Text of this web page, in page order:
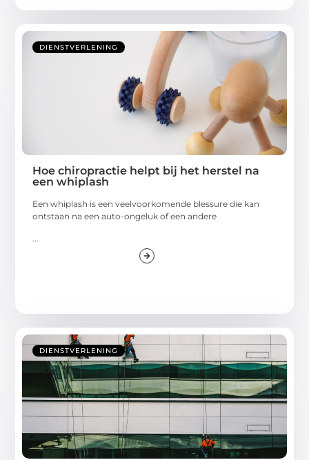
DIENSTVERLENING
Hoe chiropractie helpt bij het herstel na
een whiplash
Een whiplash is een veelvoorkomende blessure die kan
ontstaan na een auto-ongeluk of een andere
...
DIENSTVERLENING